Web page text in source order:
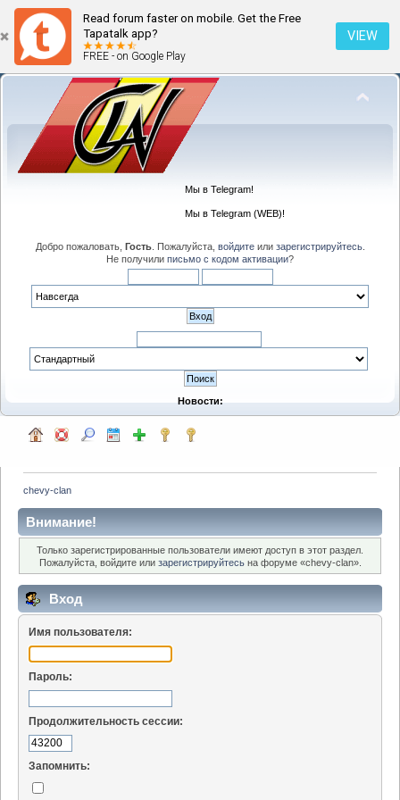
Read forum faster on mobile. Get the Free
Tapatalk app?
FREE - on Google Play
VIEW
Мы в Telegram!
Мы в Telegram (WEB)!
Добро пожаловать, Гость. Пожалуйста, войдитеили зарегистрируйтесь.
Не получили письмо с кодом активации?
Новости:
chevy-clan
Внимание!
Только зарегистрированные пользователи имеют доступ в этот раздел.
Пожалуйста, войдите или зарегистрируйтесьна форуме «chevy-clan».
Вход
Имя пользователя:
Пароль:
Продолжительность сессии:
Запомнить: